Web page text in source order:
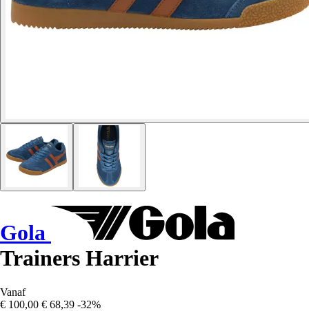
Gola
Trainers Harrier
Vanaf
€ 100,00 € 68,39 -32%